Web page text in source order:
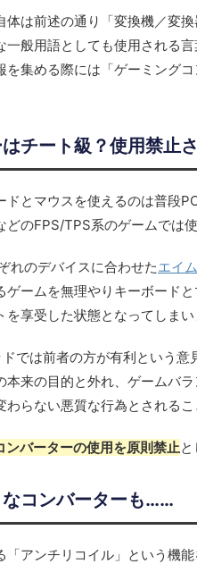
体は前述の通り「変換機／変
般用語としても使用される言
集める際には「ゲーミング
チート級？使用禁止
とマウスを使えるのは普段
どのFPS/TPS系のゲームでは
れのデバイスに合わせたエイ
ゲームを無理やりキーボード
享受した状態となってしまい
では前者の方が有利という
本来の目的と外れ、ゲームバ
わらない悪質な行為とされるこ
ンバーターの使用を原則禁止と
なコンバーターも……
「アンチリコイル」という機